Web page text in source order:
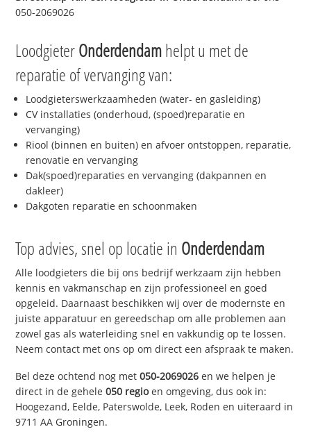
050-2069026
LoodgieterOnderdendamhelpt u met de
reparatie of vervanging van:
Loodgieterswerkzaamheden (water- en gasleiding)
CV installaties (onderhoud, (spoed)reparatie en
vervanging)
Riool (binnen en buiten) en afvoer ontstoppen, reparatie,
renovatie en vervanging
Dak(spoed)reparaties en vervanging (dakpannen en
dakleer)
Dakgoten reparatie en schoonmaken
Top advies, snel op locatie in Onderdendam
Alle loodgieters die bij ons bedrijf werkzaam zijn hebben
kennis en vakmanschap en zijn professioneel en goed
opgeleid. Daarnaast beschikken wij over de modernste en
juiste apparatuur en gereedschap om alle problemen aan
zowel gas als waterleiding snel en vakkundig op te lossen.
Neem contact met ons op om direct een afspraak te maken.
Bel deze ochtend nog met050-2069026 en we helpen je
direct in de gehele050 regioen omgeving, dus ook in:
Hoogezand, Eelde, Paterswolde, Leek, Roden en uiteraard in
9711 AA Groningen.